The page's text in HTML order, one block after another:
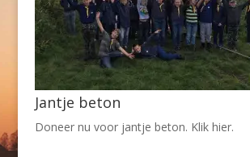
Jantje beton
Doneer nu voor jantje beton. Klik hier.